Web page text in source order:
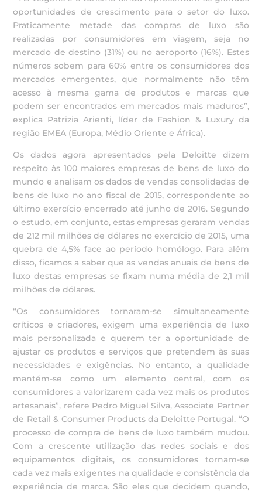
oportunidades de crescimento para o setor do luxo.
Praticamente metade das compras de luxo são
realizadas por consumidores em viagem, seja no
mercado de destino (31%) ou no aeroporto (16%). Estes
números sobem para 60% entre os consumidores dos
mercados emergentes, que normalmente não têm
acesso à mesma gama de produtos e marcas que
podem ser encontrados em mercados mais maduros”,
explica Patrizia Arienti, líder de Fashion & Luxury da
região EMEA (Europa, Médio Oriente e África).
Os dados agora apresentados pela Deloitte dizem
respeito às 100 maiores empresas de bens de luxo do
mundo e analisam os dados de vendas consolidadas de
bens de luxo no ano fiscal de 2015, correspondente ao
último exercício encerrado até junho de 2016. Segundo
o estudo, em conjunto, estas empresas geraram vendas
de 212 mil milhões de dólares no exercício de 2015, uma
quebra de 4,5% face ao período homólogo. Para além
disso, ficamos a saber que as vendas anuais de bens de
luxo destas empresas se fixam numa média de 2,1 mil
milhões de dólares.
“Os consumidores tornaram-se simultaneamente
críticos e criadores, exigem uma experiência de luxo
mais personalizada e querem ter a oportunidade de
ajustar os produtos e serviços que pretendem às suas
necessidades e exigências. No entanto, a qualidade
mantém-se como um elemento central, com os
consumidores a valorizarem cada vez mais os produtos
artesanais”, refere Pedro Miguel Silva, Associate Partner
de Retail & Consumer Products da Deloitte Portugal. “O
processo de compra de bens de luxo também mudou.
Com a crescente utilização das redes sociais e dos
equipamentos digitais, os consumidores tornam-se
cada vez mais exigentes na qualidade e consistência da
experiência de marca. São eles que decidem quando,